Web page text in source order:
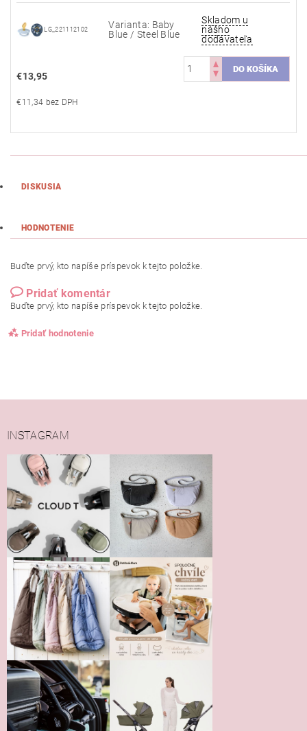
LG_221112102
Varianta: Baby
Blue / Steel Blue
Skladom u
nášho
dodávateľa
€13,95
€11,34 bez DPH
DISKUSIA
HODNOTENIE
Buďte prvý, kto napíše príspevok k tejto položke.
Pridať komentár
Buďte prvý, kto napíše príspevok k tejto položke.
Pridať hodnotenie
Vložením hodnotenie súhlasíte s
podmienkami ochrany
osobných údajov
INSTAGRAM